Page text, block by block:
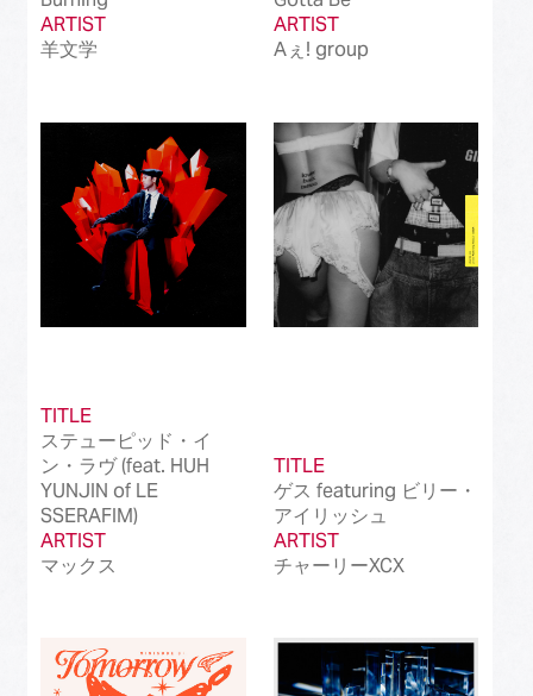
ARTIST
羊文学
ARTIST
Aぇ! group
TITLE
ステューピッド・イ
ン・ラヴ (feat. HUH
YUNJIN of LE
SSERAFIM)
ARTIST
マックス
TITLE
ゲス featuring ビリー・
アイリッシュ
ARTIST
チャーリーXCX